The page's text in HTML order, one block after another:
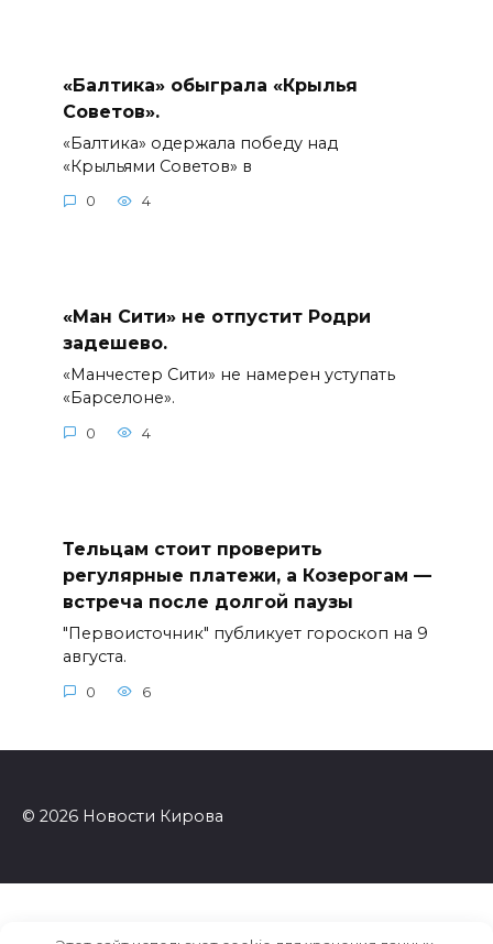
«Балтика» обыграла «Крылья
Советов».
«Балтика» одержала победу над
«Крыльями Советов» в
0 4
«Ман Сити» не отпустит Родри
задешево.
«Манчестер Сити» не намерен уступать
«Барселоне».
0 4
Тельцам стоит проверить
регулярные платежи, а Козерогам —
встреча после долгой паузы
"Первоисточник" публикует гороскоп на 9
августа.
0 6
© 2026 Новости Кирова